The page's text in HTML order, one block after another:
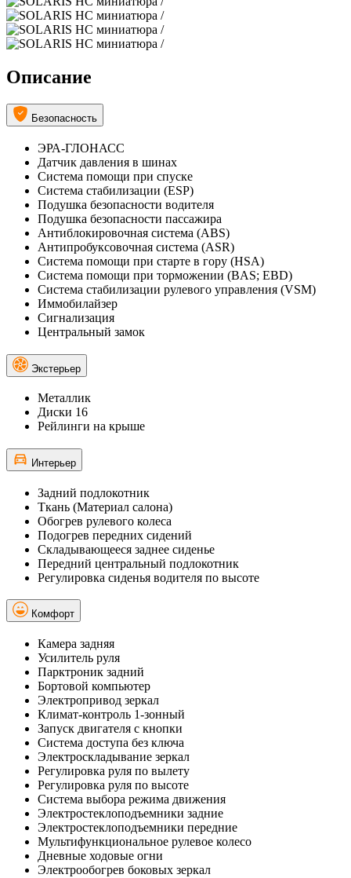
Описание
Безопасность
ЭРА-ГЛОНАСС
Датчик давления в шинах
Система помощи при спуске
Система стабилизации (ESP)
Подушка безопасности водителя
Подушка безопасности пассажира
Антиблокировочная система (ABS)
Антипробуксовочная система (ASR)
Система помощи при старте в гору (HSA)
Система помощи при торможении (BAS; EBD)
Система стабилизации рулевого управления (VSM)
Иммобилайзер
Сигнализация
Центральный замок
Экстерьер
Металлик
Диски 16
Рейлинги на крыше
Интерьер
Задний подлокотник
Ткань (Материал салона)
Обогрев рулевого колеса
Подогрев передних сидений
Складывающееся заднее сиденье
Передний центральный подлокотник
Регулировка сиденья водителя по высоте
Комфорт
Камера задняя
Усилитель руля
Парктроник задний
Бортовой компьютер
Электропривод зеркал
Климат-контроль 1-зонный
Запуск двигателя с кнопки
Система доступа без ключа
Электроскладывание зеркал
Регулировка руля по вылету
Регулировка руля по высоте
Система выбора режима движения
Электростеклоподъемники задние
Электростеклоподъемники передние
Мультифункциональное рулевое колесо
Дневные ходовые огни
Электрообогрев боковых зеркал